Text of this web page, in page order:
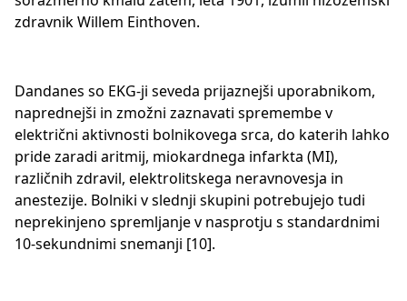
zdravnik Willem Einthoven.
Dandanes so EKG-ji seveda prijaznejši uporabnikom,
naprednejši in zmožni zaznavati spremembe v
električni aktivnosti bolnikovega srca, do katerih lahko
pride zaradi aritmij, miokardnega infarkta (MI),
različnih zdravil, elektrolitskega neravnovesja in
anestezije. Bolniki v slednji skupini potrebujejo tudi
neprekinjeno spremljanje v nasprotju s standardnimi
10-sekundnimi snemanji [10].